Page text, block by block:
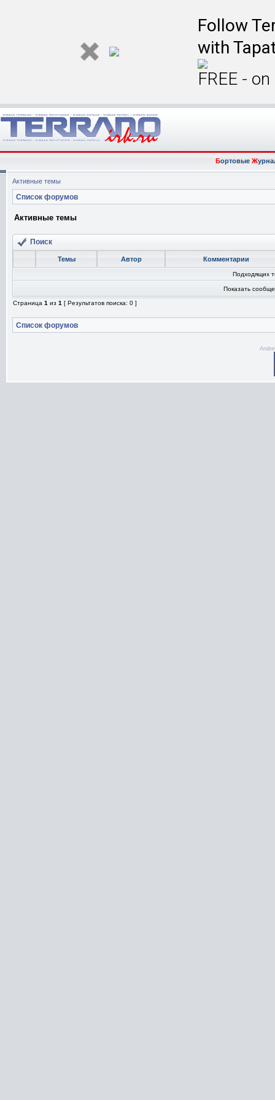
Follow
with
FREE -
БортовыеЖ
Активные темы
Список форумов
Активные темы
Поиск
Темы Автор Комментарии
Подходящих
Показать
Страница 1 из 1 [ Результатов поиска: 0 ]
Список форумов